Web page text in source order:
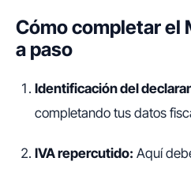
Cómo completar el
a paso
Identificación del
completando tus datos
IVA repercutido: Aquí